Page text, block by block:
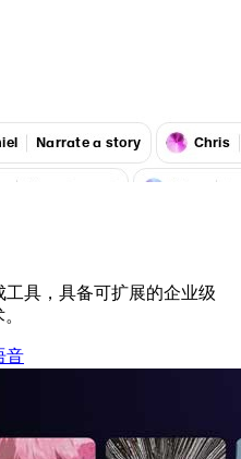
具，具备可扩展的企业级
音